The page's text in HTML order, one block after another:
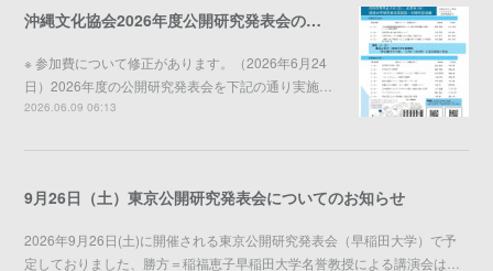
沖縄文化協会2026年度公開研究発表会のご案内
※ 参加費について修正があります。（2026年6月24
日）2026年度の公開研究発表会を下記の通り実施…
2026.06.09 06:13
9月26日（土）東京公開研究発表会についてのお知らせ
2026年9月26日(土)に開催される東京公開研究発表会（早稲田大学）で予
定しておりました、勝方＝稲福恵子早稲田大学名誉教授による講演会は…